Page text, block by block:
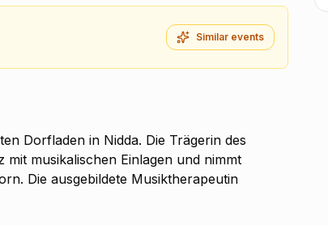
Similar events
Dorfladen in Nidda. Die Trägerin des
musikalischen Einlagen und nimmt
Die ausgebildete Musiktherapeutin